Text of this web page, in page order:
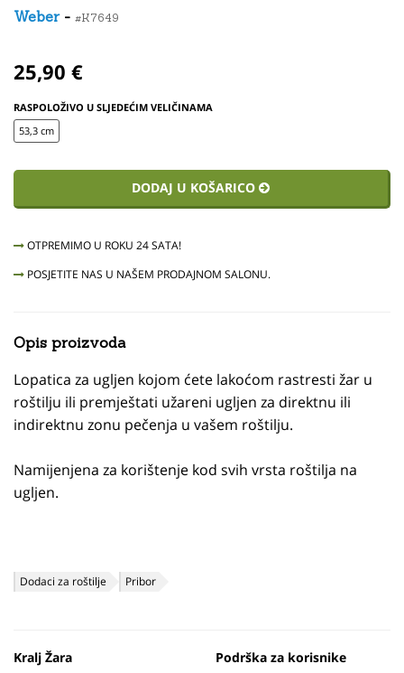
Weber- #K7649
25,90 €
RASPOLOŽIVO U SLJEDEĆIM VELIČINAMA
53,3 cm
DODAJ U KOŠARICO
OTPREMIMO U ROKU 24 SATA!
POSJETITE NAS U NAŠEM PRODAJNOM SALONU.
Opis proizvoda
Lopatica za ugljen kojom ćete lakoćom rastresti žar u
roštilju ili premještati užareni ugljen za direktnu ili
indirektnu zonu pečenja u vašem roštilju.
Namijenjena za korištenje kod svih vrsta roštilja na
ugljen.
Dodaci za roštilje Pribor
Kralj Žara Podrška za korisnike